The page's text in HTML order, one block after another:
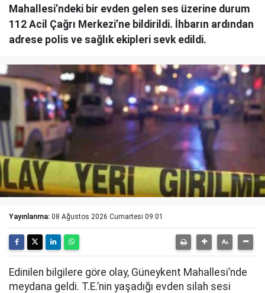
Mahallesi’ndeki bir evden gelen ses üzerine durum
112 Acil Çağrı Merkezi’ne bildirildi. İhbarın ardından
adrese polis ve sağlık ekipleri sevk edildi.
Yayınlanma: 08 Ağustos 2026 Cumartesi 09:01
Edinilen bilgilere göre olay, Güneykent Mahallesi’nde
meydana geldi. T.E.’nin yaşadığı evden silah sesi